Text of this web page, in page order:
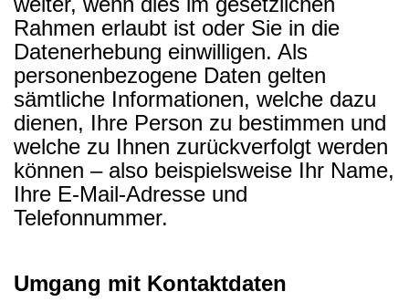
Rahmen erlaubt ist oder Sie in die
Datenerhebung einwilligen. Als
personenbezogene Daten gelten
sämtliche Informationen, welche dazu
dienen, Ihre Person zu bestimmen und
welche zu Ihnen zurückverfolgt werden
können – also beispielsweise Ihr Name,
Ihre E-Mail-Adresse und
Telefonnummer.
Umgang mit Kontaktdaten